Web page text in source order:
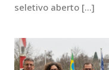
seletivo aberto […]